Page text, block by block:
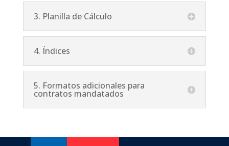
3. Planilla de Cálculo
4. Índices
5. Formatos adicionales para
contratos mandatados